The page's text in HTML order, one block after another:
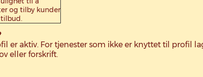
og tilby kunder
er aktiv. For tjenester som ikke er knyttet til profil
eller forskrift.